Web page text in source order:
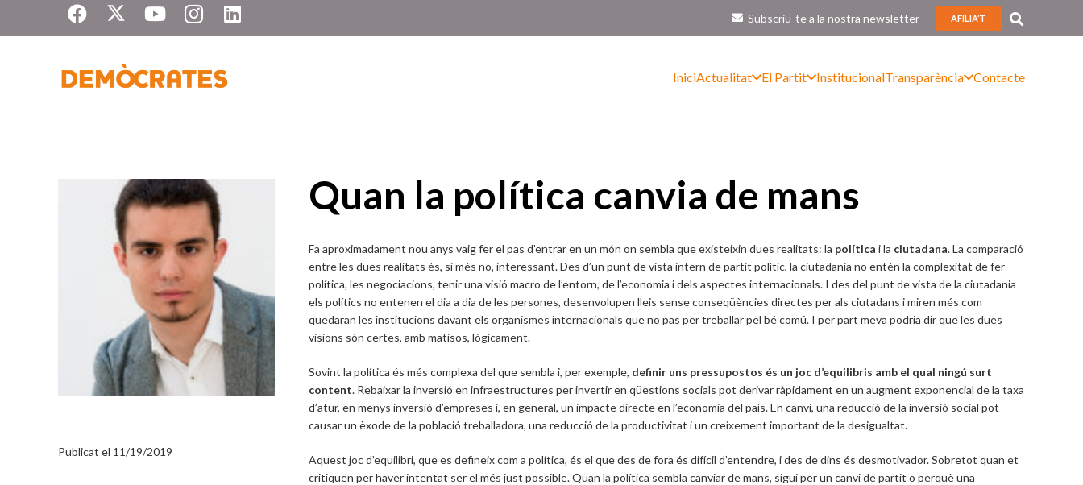
Subscriu-te a la nostra newsletter AFILIA’T
IniciActualitat El Partit InstitucionalTransparència Contacte
Publicat el 11/19/2019
Quan la política canvia de mans
Fa aproximadament nou anys vaig fer el pas d’entrar en un món on sembla que existeixin dues realitats: la política i la ciutadana. La comparació
entre les dues realitats és, si més no, interessant. Des d’un punt de vista intern de partit polític, la ciutadania no entén la complexitat de fer
política, les negociacions, tenir una visió macro de l’entorn, de l’economia i dels aspectes internacionals. I des del punt de vista de la ciutadania
els polítics no entenen el dia a dia de les persones, desenvolupen lleis sense conseqüències directes per als ciutadans i miren més com
quedaran les institucions davant els organismes internacionals que no pas per treballar pel bé comú. I per part meva podria dir que les dues
visions són certes, amb matisos, lògicament.
Sovint la política és més complexa del que sembla i, per exemple, definir uns pressupostos és un joc d’equilibris amb el qual ningú surt
content. Rebaixar la inversió en infraestructures per invertir en qüestions socials pot derivar ràpidament en un augment exponencial de la taxa
d’atur, en menys inversió d’empreses i, en general, un impacte directe en l’economia del país. En canvi, una reducció de la inversió social pot
causar un èxode de la població treballadora, una reducció de la productivitat i un creixement important de la desigualtat.
Aquest joc d’equilibri, que es defineix com a política, és el que des de fora és difícil d’entendre, i des de dins és desmotivador. Sobretot quan et
critiquen per haver intentat ser el més just possible. Quan la política sembla canviar de mans, sigui per un canvi de partit o perquè una